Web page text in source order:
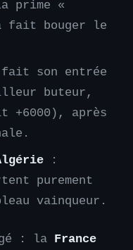
prime «
a fait bouger le
son entrée
buteur,
+6000), après
:
purement
vainqueur.
: la France